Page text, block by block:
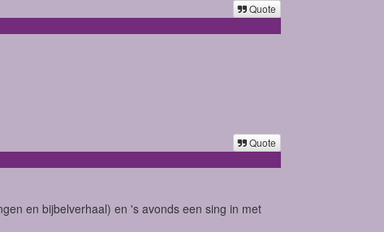
Quote
Quote
en bijbelverhaal) en 's avonds een sing in met